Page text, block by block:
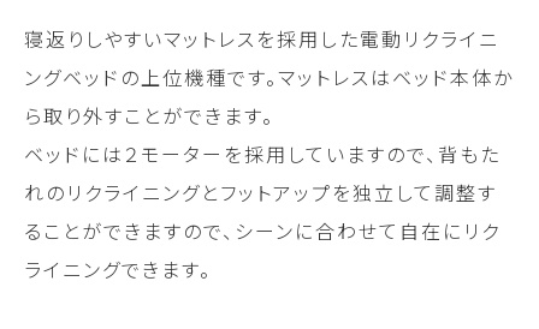
寝返りしやすいマットレスを採用した電動リクライニ
ングベッドの上位機種です。マットレスはベッド本体か
ら取り外すことができます。
ベッドには２モーターを採用していますので、背もた
れのリクライニングとフットアップを独立して調整す
ることができますので、シーンに合わせて自在にリク
ライニングできます。